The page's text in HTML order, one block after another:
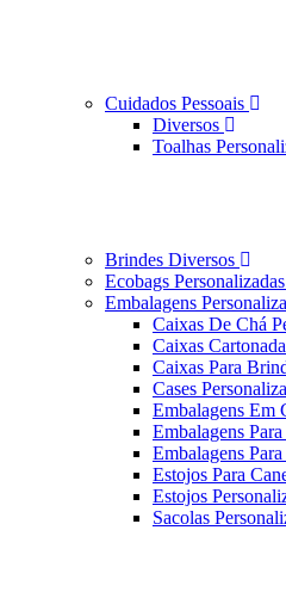
Cuidados Pessoais
Diversos
Toalhas
Brindes Diversos
Ecobags Personalizadas
Embalagens
Caixas De Chá
Caixas
Caixas Para
Cases
Embalagens Em
Embalagens
Embalagens
Estojos Para
Estojos
Sacolas